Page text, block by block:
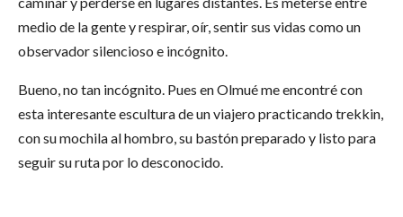
medio de la gente y respirar, oír, sentir sus vidas como un
observador silencioso e incógnito.
Bueno, no tan incógnito. Pues en Olmué me encontré con
esta interesante escultura de un viajero practicando trekkin,
con su mochila al hombro, su bastón preparado y listo para
seguir su ruta por lo desconocido.